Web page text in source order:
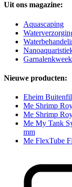
Uit ons magazine:
Aquascaping
Garnalenkweek
Nieuwe producten:
Eheim
Me Shrimp
Me Shrimp
Me My Tank
mm
Me FlexTube